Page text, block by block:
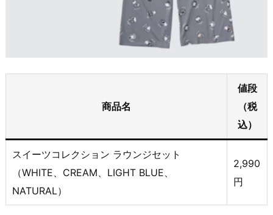
商品名
値段
（税
込）
スイーツコレクション ラウンジセット
（WHITE、CREAM、LIGHT BLUE、
NATURAL）
2,990
円